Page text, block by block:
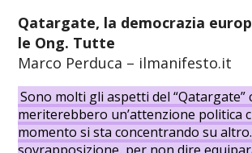
Qatargate, la democrazia
le Ong. Tutte
Marco Perduca – ilmanifesto.it
Sono molti gli aspetti del “Qatargate”
meriterebbero un’attenzione politica
momento si sta concentrando su altro.